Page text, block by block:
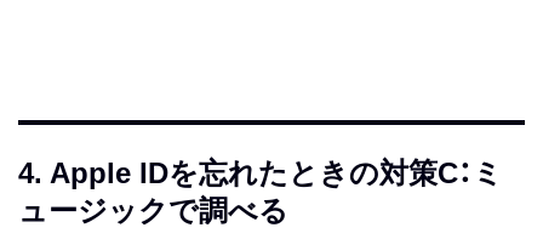
4. Apple IDを忘れたときの対策C：ミ
ュージックで調べる